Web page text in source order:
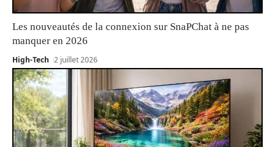
Les nouveautés de la connexion sur SnaPChat à ne pas
manquer en 2026
High-Tech 2 juillet 2026